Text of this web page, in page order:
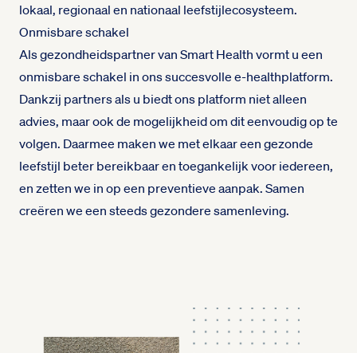
lokaal, regionaal en nationaal leefstijlecosysteem.
Onmisbare schakel
Als gezondheidspartner van Smart Health vormt u een
onmisbare schakel in ons succesvolle e-healthplatform.
Dankzij partners als u biedt ons platform niet alleen
advies, maar ook de mogelijkheid om dit eenvoudig op te
volgen. Daarmee maken we met elkaar een gezonde
leefstijl beter bereikbaar en toegankelijk voor iedereen,
en zetten we in op een preventieve aanpak. Samen
creëren we een steeds gezondere samenleving.